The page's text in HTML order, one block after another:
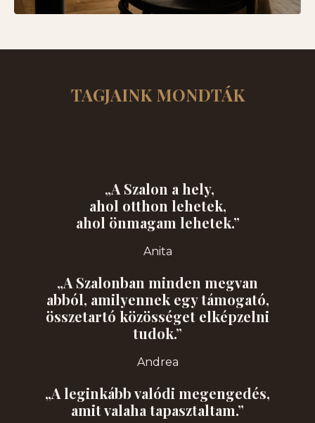
TAGJAINK MONDTÁK
„A Szalon a hely,
ahol otthon lehetek,
ahol önmagam lehetek.”
Anita
„A Szalonban minden megvan
abból, amilyennek egy támogató,
összetartó közösséget elképzelni
tudok.”
Andrea
„A leginkább valódi megengedés,
amit valaha tapasztaltam.”